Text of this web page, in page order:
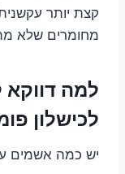
קצת יותר
מחומרים שלא
לכישלון
יש כמה אשמים